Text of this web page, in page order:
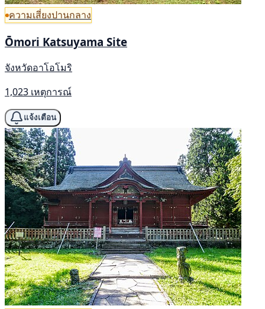
ความเสี่ยงปานกลาง
Ōmori Katsuyama Site
จังหวัดอาโอโมริ
1,023 เหตุการณ์
แจ้งเตือน